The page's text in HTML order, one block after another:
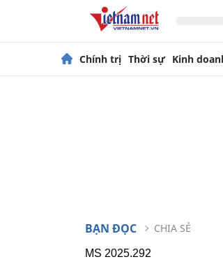
Chính trị Thời sự Kinh
BẠN ĐỌC CHIA SẺ
MS 2025.292